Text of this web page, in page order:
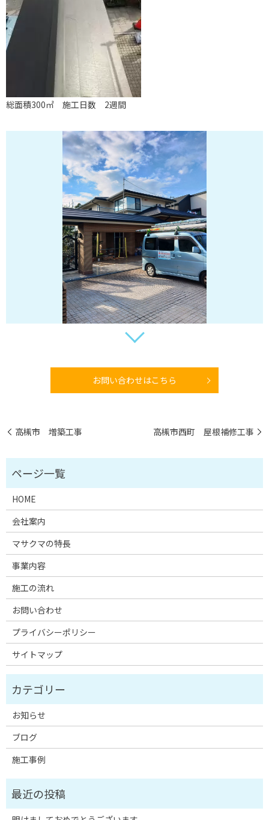
総面積300㎡ 施工日数 2週間
お問い合わせはこちら
高槻市 増築工事 高槻市西町 屋根補修工事
HOME
会社案内
マサクマの特長
事業内容
施工の流れ
お問い合わせ
プライバシーポリシー
サイトマップ
お知らせ
ブログ
施工事例